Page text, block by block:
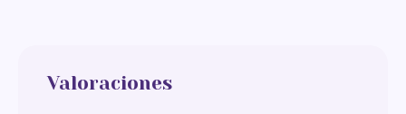
Valoraciones